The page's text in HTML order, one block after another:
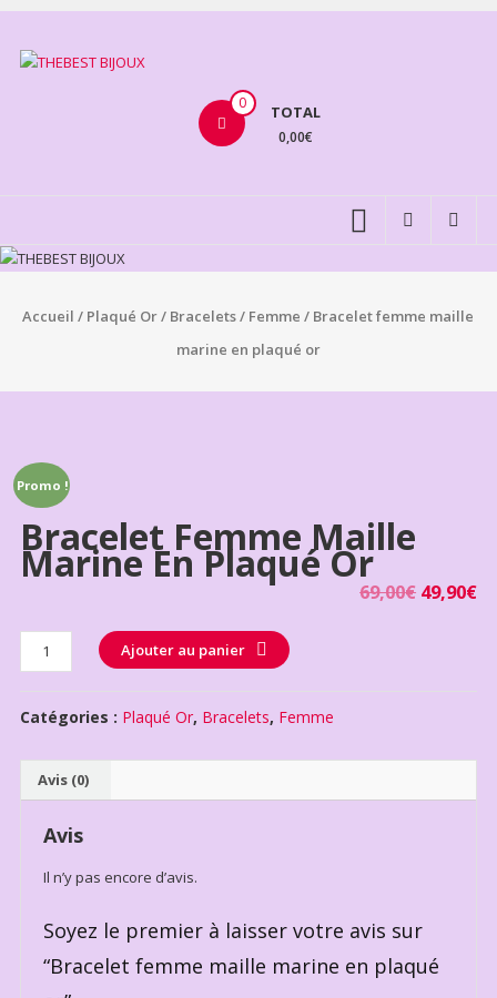
Aller
contenu
BIJOUX
0 TOTAL
0,00€
Accueil / Plaqué Or/ Bracelets/ Femme / Bracelet femme maille
marine en plaqué or
Promo !
Bracelet Femme Maille
Marine En Plaqué Or
69,00€ 49,90€
Quantité Ajouter au panier
Catégories : Plaqué Or, Bracelets, Femme
Avis (0)
Avis
Il n’y pas encore d’avis.
Soyez le premier à laisser votre avis sur
“Bracelet femme maille marine en plaqué